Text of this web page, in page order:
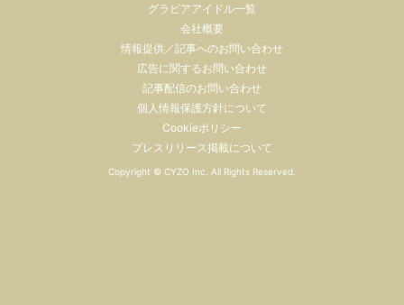
グラビアアイドル一覧
会社概要
情報提供／記事へのお問い合わせ
広告に関するお問い合わせ
記事配信のお問い合わせ
個人情報保護方針について
Cookieポリシー
プレスリリース掲載について
Copyright © CYZO Inc. All Rights Reserved.